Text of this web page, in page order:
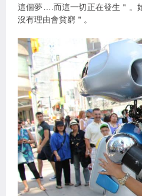
這個夢….而這一切正在發生＂。
沒有理由會貧窮＂。